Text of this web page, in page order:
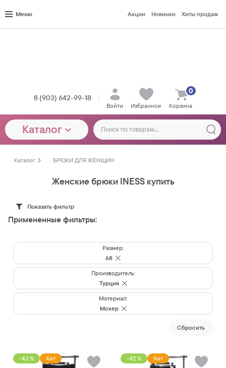
Меню Акции Новинки Хиты продаж
8 (903) 642-99-18
Войти Избранное Корзина
0
Каталог
Каталог БРЮКИ ДЛЯ ЖЕНЩИН
Женские брюки INESS купить
Показать фильтр
Примененные фильтры:
Размер:
68
Производитель:
Турция
Материал:
Мохер
Cбросить
-42 % Хит -42 % Хит